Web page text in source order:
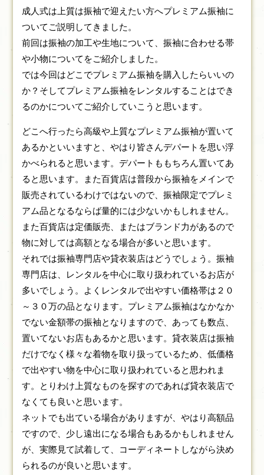
成人式は上質は振袖で迎えたい方へプレミアム振袖に
ついてご説明してきました。
前回は振袖の加工や生地について、振袖に合わせる帯
や小物についてをご紹介しました。
では今回はどこでプレミアム振袖を購入したらいいの
か？そしてプレミアム振袖をレンタルすることはでき
るのかについてご紹介していこうと思います。
どこへ行ったら高級や上質なプレミアム振袖が置いて
あるかといいますと、やはり皆さんデパートを思い浮
かべられると思います。デパートももちろん置いてあ
ると思います。また百貨店は普段から振袖をメインで
販売されているわけではないので、振袖限定でプレミ
アム品となるならば量的には少ないかもしれません。
また百貨店は定価販売、またはブランド力があるので
物に対しては高額となる場合が多いと思います。
それでは振袖専門店や貸衣装店はどうでしょう。振袖
専門店は、レンタルを中心に取り扱われているお店が
多いでしょう。よくレンタルで出やすい価格帯は２０
～３０万の品となります。プレミアム振袖はなかなか
でない金額帯の振袖となりますので、あっても数点、
置いてないお店もあるかと思います。貸衣装店は振袖
だけでなく様々な着物を取り扱っているため、低価格
で出やすい物を中心に取り扱われていると思われま
す。とりわけ上質なものを探すのであれば貸衣装店で
なくても良いと思います。
ネットでも出ている場合がありますが、やはり高額品
ですので、少し遠出になる場合もあるかもしれません
が、実際見て試着して、コーディネートしながら決め
られるのが良いと思います。